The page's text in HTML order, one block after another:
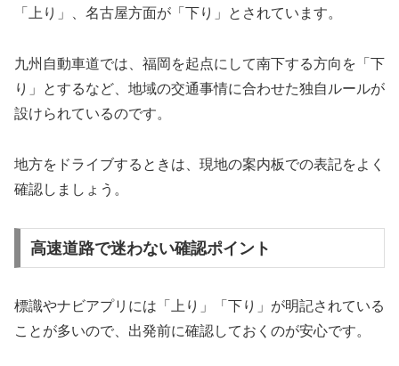
「上り」、名古屋方面が「下り」とされています。
九州自動車道では、福岡を起点にして南下する方向を「下
り」とするなど、地域の交通事情に合わせた独自ルールが
設けられているのです。
地方をドライブするときは、現地の案内板での表記をよく
確認しましょう。
高速道路で迷わない確認ポイント
標識やナビアプリには「上り」「下り」が明記されている
ことが多いので、出発前に確認しておくのが安心です。